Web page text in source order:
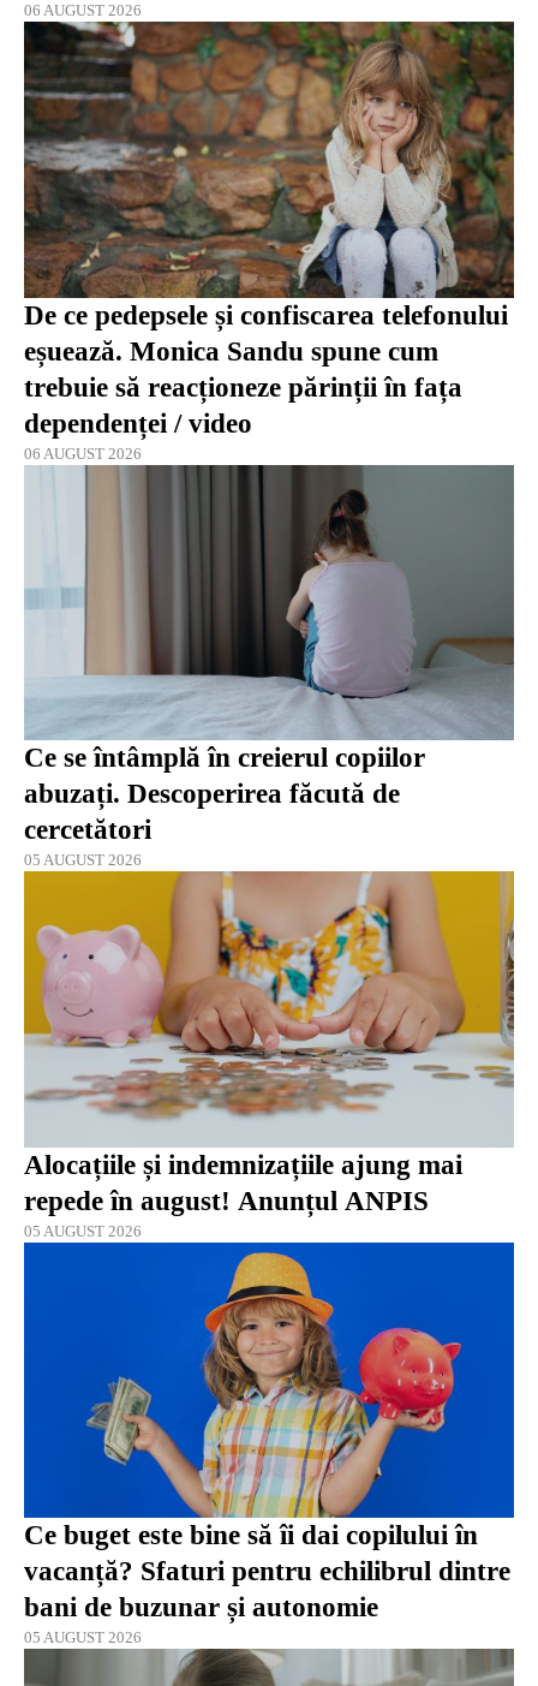
06 AUGUST 2026
De ce pedepsele și confiscarea telefonului
eșuează. Monica Sandu spune cum
trebuie să reacționeze părinții în fața
dependenței / video
06 AUGUST 2026
Ce se întâmplă în creierul copiilor
abuzați. Descoperirea făcută de
cercetători
05 AUGUST 2026
Alocațiile și indemnizațiile ajung mai
repede în august! Anunțul ANPIS
05 AUGUST 2026
Ce buget este bine să îi dai copilului în
vacanță? Sfaturi pentru echilibrul dintre
bani de buzunar și autonomie
05 AUGUST 2026